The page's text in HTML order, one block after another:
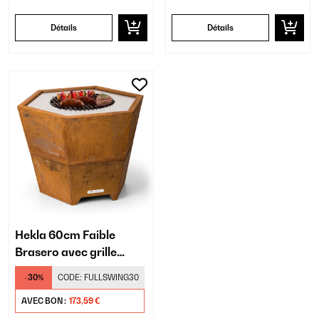
Détails Détails
Hekla 60cm Faible
Brasero avec grille
Rouiller
-30% CODE: FULLSWING30
AVEC BON : 173,59 €